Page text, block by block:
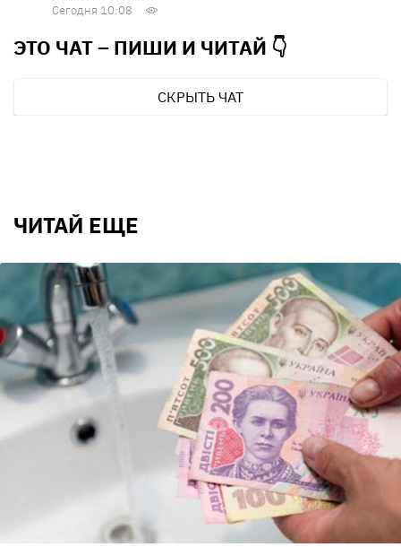
Сегодня 10:08
ЭТО ЧАТ – ПИШИ И ЧИТАЙ 👇
СКРЫТЬ ЧАТ
ЧИТАЙ ЕЩЕ